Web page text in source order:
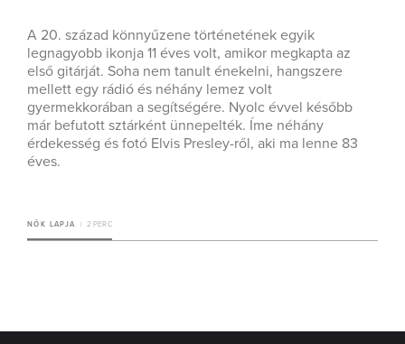
A 20. század könnyűzene történetének egyik
legnagyobb ikonja 11 éves volt, amikor megkapta az
első gitárját. Soha nem tanult énekelni, hangszere
mellett egy rádió és néhány lemez volt
gyermekkorában a segítségére. Nyolc évvel később
már befutott sztárként ünnepelték. Íme néhány
érdekesség és fotó Elvis Presley-ről, aki ma lenne 83
éves.
NŐK LAPJA 2 PERC